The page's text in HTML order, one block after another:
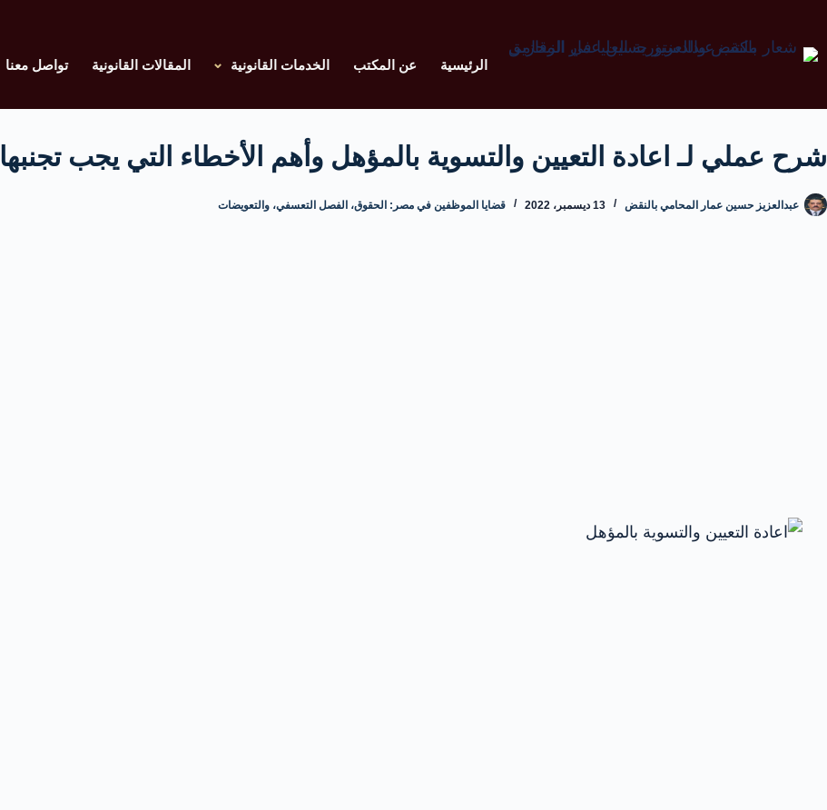
الرئيسية عن المكتب الخدمات القانونية المقالات القانونية تواصل معنا
شرح عملي لـ اعادة التعيين والتسوية بالمؤهل وأهم الأخطاء التي يجب تجنبها
عبدالعزيز حسين عمار المحامي بالنقض 13 ديسمبر، 2022 قضايا الموظفين في مصر: الحقوق، الفصل التعسفي، والتعويضات